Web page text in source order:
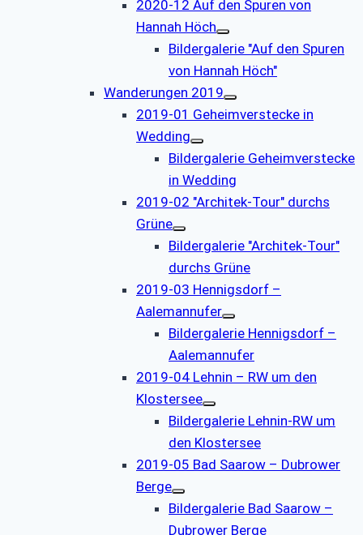
2020-12 Auf den Spuren von
Hannah Höch
Bildergalerie "Auf den Spuren
von Hannah Höch"
Wanderungen 2019
2019-01 Geheimverstecke in
Wedding
Bildergalerie Geheimverstecke
in Wedding
2019-02 "Architek-Tour" durchs
Grüne
Bildergalerie "Architek-Tour"
durchs Grüne
2019-03 Hennigsdorf –
Aalemannufer
Bildergalerie Hennigsdorf –
Aalemannufer
2019-04 Lehnin – RW um den
Klostersee
Bildergalerie Lehnin-RW um
den Klostersee
2019-05 Bad Saarow – Dubrower
Berge
Bildergalerie Bad Saarow –
Dubrower Berge